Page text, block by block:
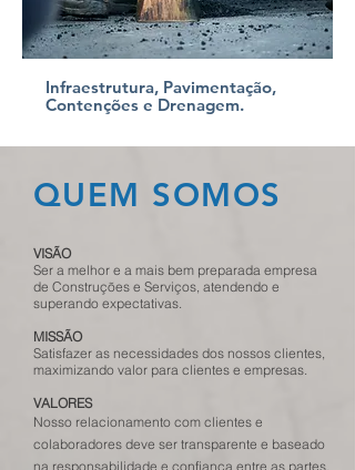
Infraestrutura, Pavimentação,
Contenções e Drenagem.
QUEM SOMOS
VISÃO
Ser a melhor e a mais bem preparada empresa
de Construções e Serviços, atendendo e
superando expectativas.
MISSÃO
Satisfazer as necessidades dos nossos clientes,
maximizando valor para clientes e empresas.
VALORES
Nosso relacionamento com clientes e
colaboradores deve ser transparente e baseado
na responsabilidade e confiança entre as partes.